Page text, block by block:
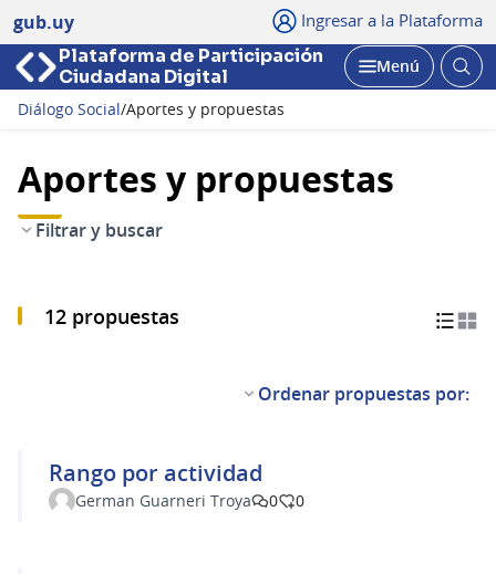
gub.uy Ingresar a la Plataforma
Plataforma de Participación
Ciudadana Digital
Abrir
Menú
Diálogo Social/Aportes y propuestas
Aportes y propuestas
Filtrar y buscar
12 propuestas
Ordenar propuestas por:
Rango por actividad
German Guarneri Troya 0 0